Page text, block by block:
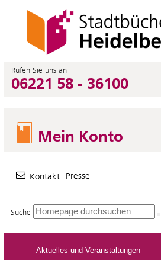
Rufen Sie uns an
06221 58 - 36100
Mein Konto
Kontakt Presse
Suche
Aktuelles und Veranstaltungen